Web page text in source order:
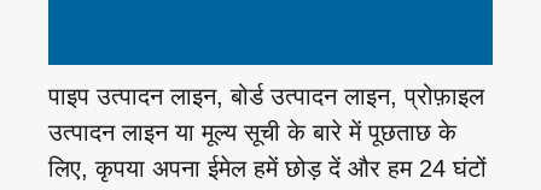
पाइप उत्पादन लाइन, बोर्ड उत्पादन लाइन, प्रोफ़ाइल
उत्पादन लाइन या मूल्य सूची के बारे में पूछताछ के
लिए, कृपया अपना ईमेल हमें छोड़ दें और हम 24 घंटों